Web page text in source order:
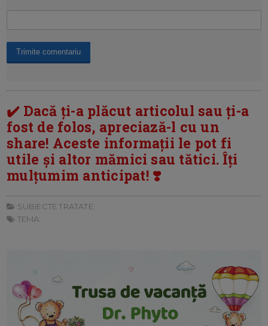
✔️ Dacă ți-a plăcut articolul sau ți-a
fost de folos, apreciază-l cu un
share! Aceste informații le pot fi
utile și altor mămici sau tătici. Îți
mulțumim anticipat! ❣️
SUBIECTE TRATATE:
TEMA: